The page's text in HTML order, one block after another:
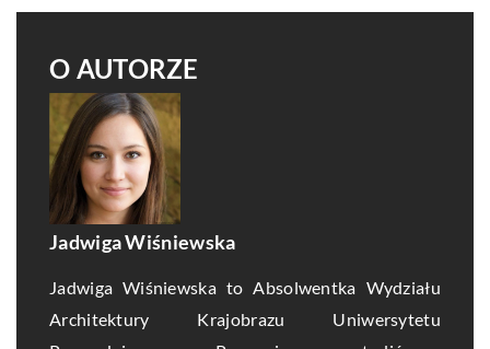
O AUTORZE
Jadwiga Wiśniewska
Jadwiga Wiśniewska to Absolwentka Wydziału
Architektury Krajobrazu Uniwersytetu